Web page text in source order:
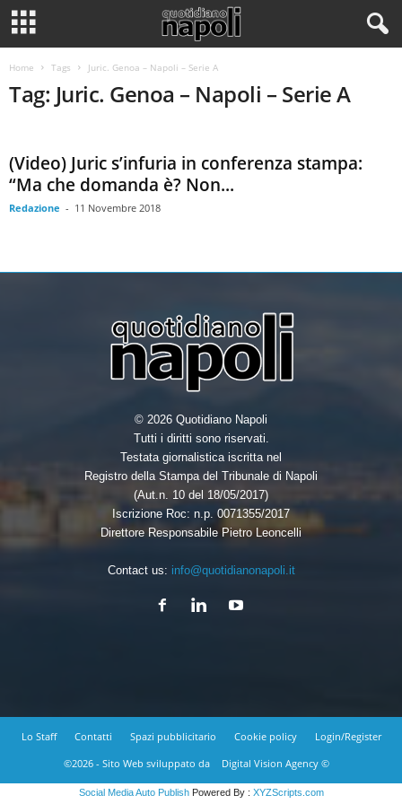
Home Tags Juric. Genoa – Napoli – Serie A
Tag: Juric. Genoa – Napoli – Serie A
(Video) Juric s’infuria in conferenza stampa:
“Ma che domanda è? Non...
Redazione - 11 Novembre 2018
© 2026 Quotidiano Napoli
Tutti i diritti sono riservati.
Testata giornalistica iscritta nel
Registro della Stampa del Tribunale di Napoli
(Aut.n. 10 del 18/05/2017)
Iscrizione Roc: n.p. 0071355/2017
Direttore Responsabile Pietro Leoncelli
Contact us: info@quotidianonapoli.it
Lo Staff Contatti Spazi pubblicitario Cookie policy
Login/Register
©2026 - Sito Web sviluppato da
Digital Vision Agency ©
Social Media Auto PublishPowered By : XYZScripts.com